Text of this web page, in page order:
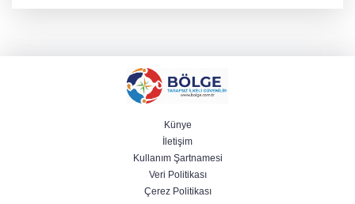
Künye
İletişim
Kullanım Şartnamesi
Veri Politikası
Çerez Politikası